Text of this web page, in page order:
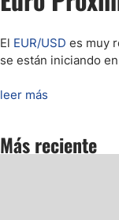
Pronóstico del
El EUR/USD es muy
se están iniciando
leer más
Más reciente